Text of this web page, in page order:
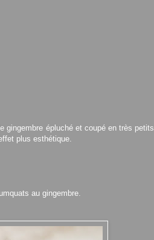
gingembre épluché et coupé en très petits
plus esthétique.
au gingembre.